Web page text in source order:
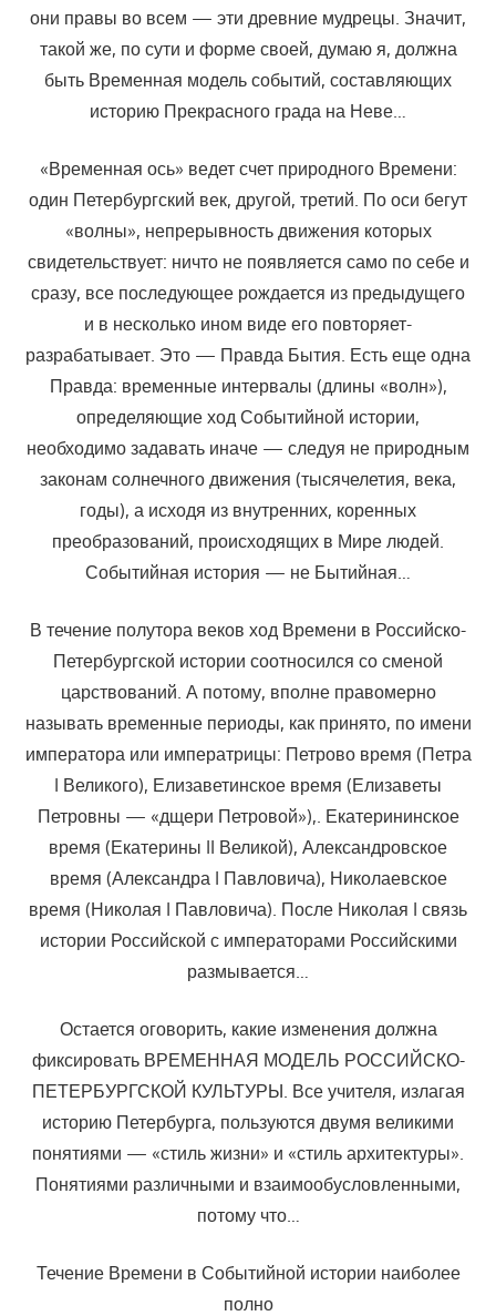
они правы во всем — эти древние мудрецы. Значит,
такой же, по сути и форме своей, думаю я, должна
быть Временная модель событий, составляющих
историю Прекрасного града на Неве…
«Временная ось» ведет счет природного Времени:
один Петербургский век, другой, третий. По оси бегут
«волны», непрерывность движения которых
свидетельствует: ничто не появляется само по себе и
сразу, все последующее рождается из предыдущего
и в несколько ином виде его повторяет-
разрабатывает. Это — Правда Бытия. Есть еще одна
Правда: временные интервалы (длины «волн»),
определяющие ход Событийной истории,
необходимо задавать иначе — следуя не природным
законам солнечного движения (тысячелетия, века,
годы), а исходя из внутренних, коренных
преобразований, происходящих в Мире людей.
Событийная история — не Бытийная…
В течение полутора веков ход Времени в Российско-
Петербургской истории соотносился со сменой
царствований. А потому, вполне правомерно
называть временные периоды, как принято, по имени
императора или императрицы: Петрово время (Петра
I Великого), Елизаветинское время (Елизаветы
Петровны — «дщери Петровой»),. Екатерининское
время (Екатерины II Великой), Александровское
время (Александра I Павловича), Николаевское
время (Николая I Павловича). После Николая I связь
истории Российской с императорами Российскими
размывается…
Остается оговорить, какие изменения должна
фиксировать ВРЕМЕННАЯ МОДЕЛЬ РОССИЙСКО-
ПЕТЕРБУРГСКОЙ КУЛЬТУРЫ. Все учителя, излагая
историю Петербурга, пользуются двумя великими
понятиями — «стиль жизни» и «стиль архитектуры».
Понятиями различными и взаимообусловленными,
потому что…
Течение Времени в Событийной истории наиболее
полно